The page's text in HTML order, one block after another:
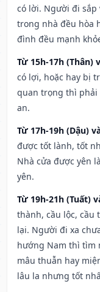
có lời. Người đi sắp
trong nhà đều hòa
đình đều mạnh
Từ 15h-17h (Thân)
có lợi, hoặc hay bị
quan trọng thì phải
an.
Từ 17h-19h (Dậu)
được tốt lành, tốt
Nhà cửa được yên
yên.
Từ 19h-21h (Tuất)
thành, cầu lộc, cầu
lại. Người đi xa
hướng Nam thì tìm
mâu thuẫn hay
lâu la nhưng tốt